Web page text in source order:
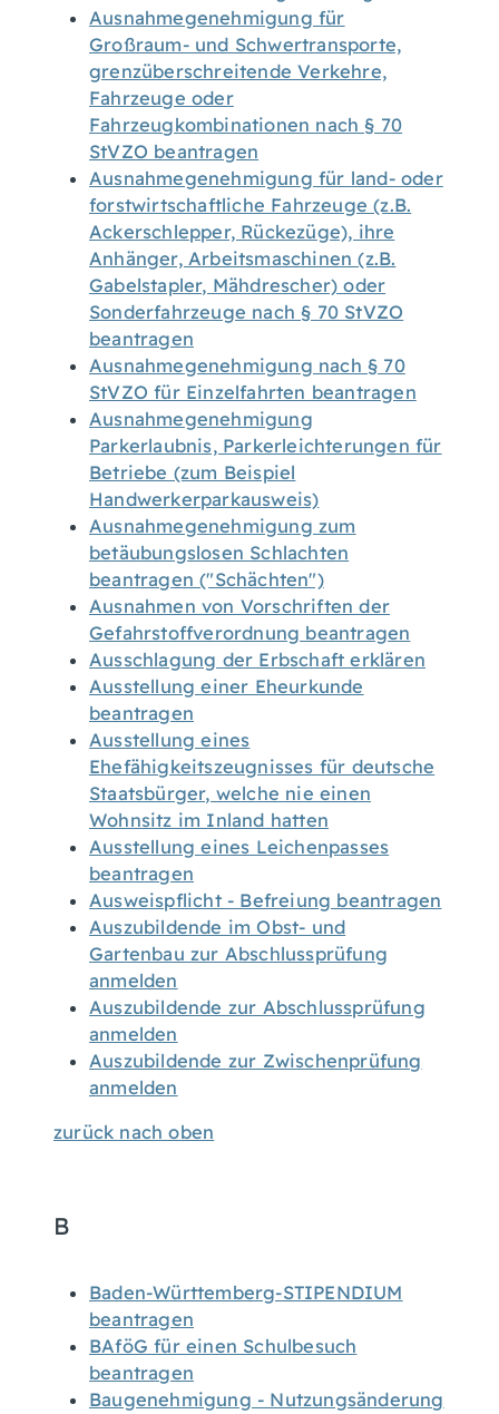
Ausnahmegenehmigung für
Großraum- und Schwertransporte,
grenzüberschreitende Verkehre,
Fahrzeuge oder
Fahrzeugkombinationen nach § 70
StVZO beantragen
Ausnahmegenehmigung für land- oder
forstwirtschaftliche Fahrzeuge (z.B.
Ackerschlepper, Rückezüge), ihre
Anhänger, Arbeitsmaschinen (z.B.
Gabelstapler, Mähdrescher) oder
Sonderfahrzeuge nach § 70 StVZO
beantragen
Ausnahmegenehmigung nach § 70
StVZO für Einzelfahrten beantragen
Ausnahmegenehmigung
Parkerlaubnis, Parkerleichterungen für
Betriebe (zum Beispiel
Handwerkerparkausweis)
Ausnahmegenehmigung zum
betäubungslosen Schlachten
beantragen ("Schächten")
Ausnahmen von Vorschriften der
Gefahrstoffverordnung beantragen
Ausschlagung der Erbschaft erklären
Ausstellung einer Eheurkunde
beantragen
Ausstellung eines
Ehefähigkeitszeugnisses für deutsche
Staatsbürger, welche nie einen
Wohnsitz im Inland hatten
Ausstellung eines Leichenpasses
beantragen
Ausweispflicht - Befreiung beantragen
Auszubildende im Obst- und
Gartenbau zur Abschlussprüfung
anmelden
Auszubildende zur Abschlussprüfung
anmelden
Auszubildende zur Zwischenprüfung
anmelden
zurück nach oben
B
Baden-Württemberg-STIPENDIUM
beantragen
BAföG für einen Schulbesuch
beantragen
Baugenehmigung - Nutzungsänderung